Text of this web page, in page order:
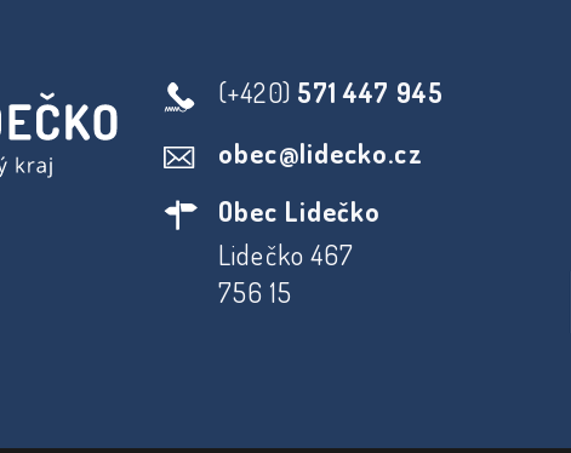
(+420) 571 447 945
obec@lidecko.cz
Obec Lidečko
Lidečko 467
756 15